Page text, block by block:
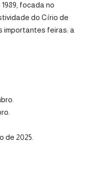
focada no
do Círio de
importantes feiras: a
de 2025.